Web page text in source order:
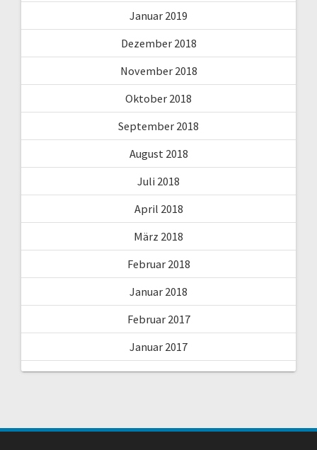
Januar 2019
Dezember 2018
November 2018
Oktober 2018
September 2018
August 2018
Juli 2018
April 2018
März 2018
Februar 2018
Januar 2018
Februar 2017
Januar 2017